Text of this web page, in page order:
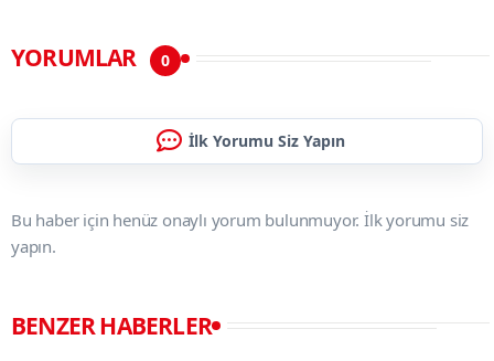
YORUMLAR 0
İlk Yorumu Siz Yapın
Bu haber için henüz onaylı yorum bulunmuyor. İlk yorumu siz
yapın.
BENZER HABERLER